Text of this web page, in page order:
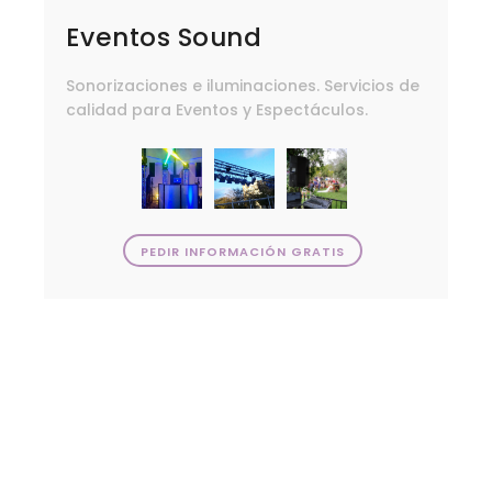
Eventos Sound
Sonorizaciones e iluminaciones. Servicios de
calidad para Eventos y Espectáculos.
PEDIR INFORMACIÓN GRATIS